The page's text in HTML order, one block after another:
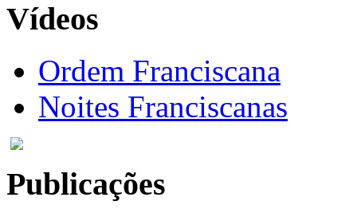
Vídeos
Ordem Franciscana
Noites Franciscanas
Publicações